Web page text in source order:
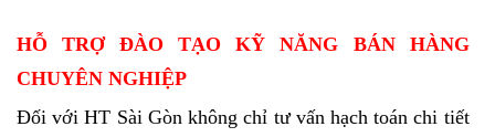
HỖ TRỢ ĐÀO TẠO KỸ NĂNG BÁN HÀNG
CHUYÊN NGHIỆP
Đối với HT Sài Gòn không chỉ tư vấn hạch toán chi tiết